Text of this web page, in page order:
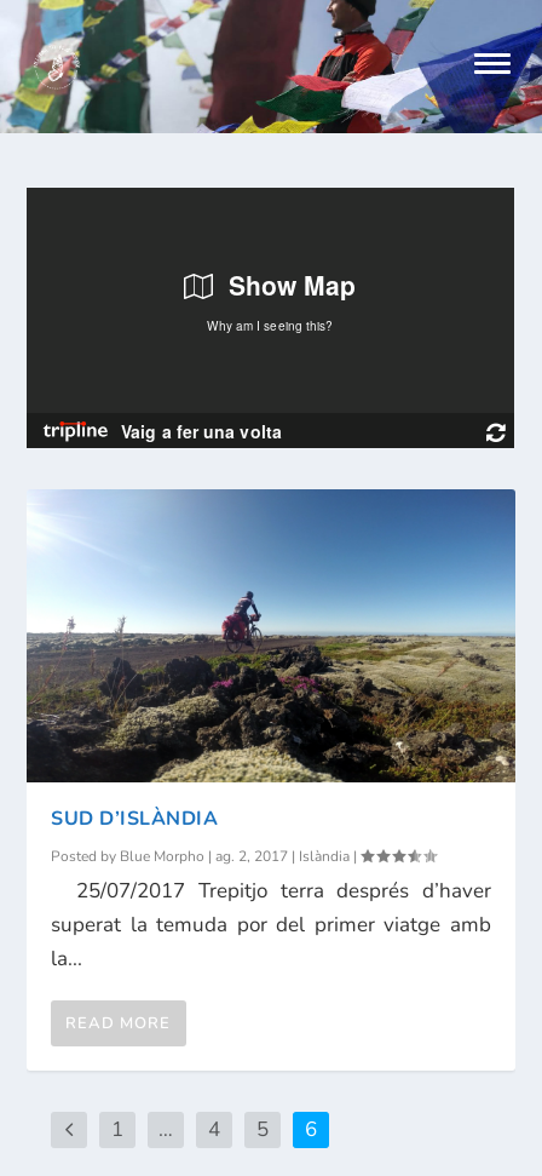
SUD D’ISLÀNDIA
Posted by Blue Morpho |ag. 2, 2017 | Islàndia |
25/07/2017 Trepitjo terra després d’haver
superat la temuda por del primer viatge amb
la...
READ MORE
1 … 4 5 6